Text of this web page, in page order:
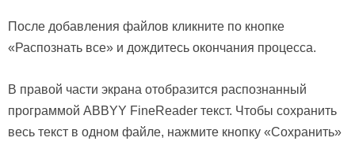
После добавления файлов кликните по кнопке
«Распознать все» и дождитесь окончания процесса.
В правой части экрана отобразится распознанный
программой ABBYY FineReader текст. Чтобы сохранить
весь текст в одном файле, нажмите кнопку «Сохранить»